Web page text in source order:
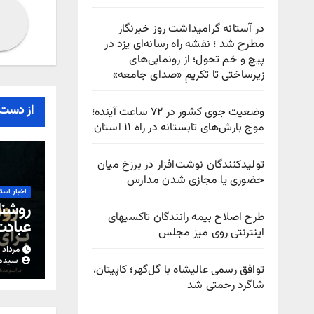
در آستانه گرامیداشت روز خبرنگار
مطرح شد ؛ نقشه راه رسانه‌ای یزد در
پیچ‌ و خم تحول؛ از رونمایی‌های
زیرساختی تا تکریمِ «صدای جامعه»
وضعیت جوی کشور در ۷۲ ساعت آینده؛
موج بارش‌های تابستانه در راه ۱۱ استان
تولیدکنندگان نوشت‌افزار در برزخ میان
حضوری یا مجازی شدن مدارس
طرح اصلاح بیمه رانندگان تاکسیهای
اینترنتی روی میز مجلس
توافق رسمی عالیشاه با گل‌گهر؛ کاپیتان،
شاگرد رحمتی شد
از
اخبار
مرداد ۱۵, ۱۴۰۵